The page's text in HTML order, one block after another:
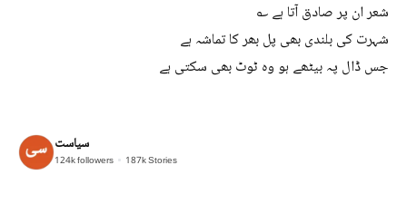
شعر ان پر صادق آتا ہے ؎
شہرت کی بلندی بھی پل بھر کا تماشہ ہے
جس ڈال پہ بیٹھے ہو وہ ٹوٹ بھی سکتی ہے
سیاست
124kfollowers 187kStories